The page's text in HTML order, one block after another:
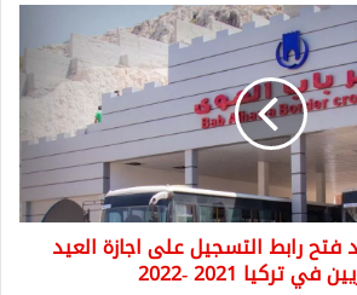
رابط التسجيل على اجازة العيد
تركيا 2021 -2022